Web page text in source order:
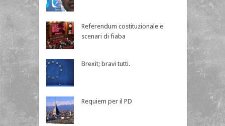
Referendum costituzionale e
scenari di fiaba
Brexit; bravi tutti.
Requiem per il PD